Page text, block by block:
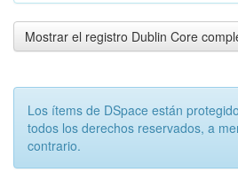
Mostrar el registro Dublin Core
Los ítems de DSpace están
todos los derechos reservados, a
contrario.